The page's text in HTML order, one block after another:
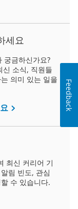
세요
궁금하신가요?
소식, 직원들
의미 있는 일을
최신 커리어 기
림 빈도, 관심
수 있습니다.
Feedback